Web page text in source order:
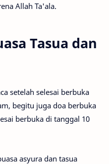
Allah Ta'ala.
Tasua dan
setelah selesai berbuka
begitu juga doa berbuka
berbuka di tanggal 10
asyura dan tasua